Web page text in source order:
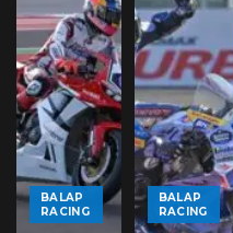
BALAP
RACING
BALAP
RACING